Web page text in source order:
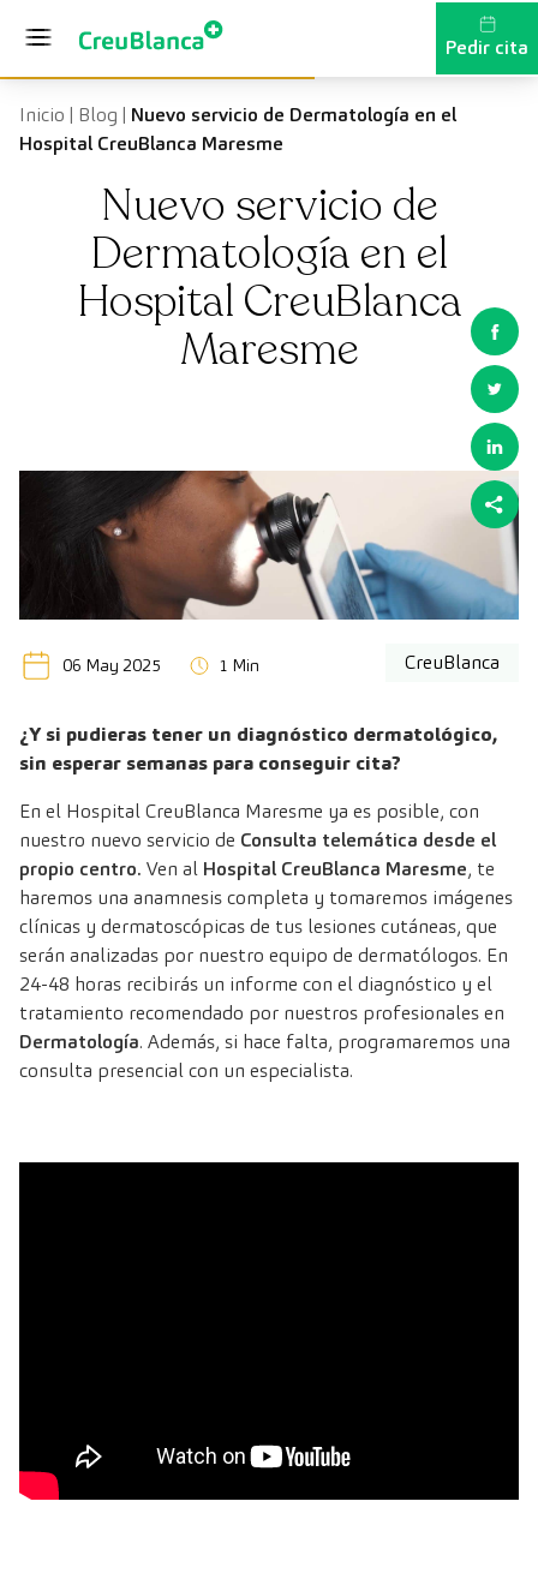
Pedir cita
Inicio | Blog | Nuevo servicio de Dermatología en el
Hospital CreuBlanca Maresme
Nuevo servicio de
Dermatología en el
Hospital CreuBlanca
Maresme
06 May 2025 1 Min CreuBlanca
¿Y si pudieras tener un diagnóstico dermatológico,
sin esperar semanas para conseguir cita?
En el Hospital CreuBlanca Maresme ya es posible, con
nuestro nuevo servicio de Consulta telemática desde el
propio centro. Ven al Hospital CreuBlanca Maresme, te
haremos una anamnesis completa y tomaremos imágenes
clínicas y dermatoscópicas de tus lesiones cutáneas, que
serán analizadas por nuestro equipo de dermatólogos. En
24-48 horas recibirás un informe con el diagnóstico y el
tratamiento recomendado por nuestros profesionales en
Dermatología. Además, si hace falta, programaremos una
consulta presencial con un especialista.